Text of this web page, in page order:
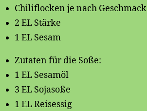
Chiliflocken je nach Geschmack
2 EL Stärke
1 EL Sesam
Zutaten für die Soße:
1 EL Sesamöl
3 EL Sojasoße
1 EL Reisessig